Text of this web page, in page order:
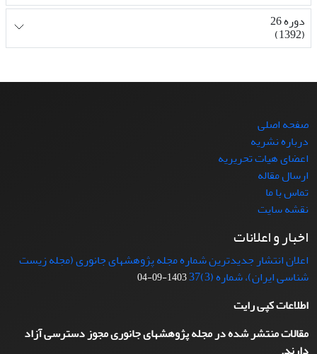
دوره 26
(1392)
صفحه اصلی
درباره نشریه
اعضای هیات تحریریه
ارسال مقاله
تماس با ما
نقشه سایت
اخبار و اعلانات
اعلان انتشار جدیدترین شماره مجله پژوهشهای جانوری (مجله زیست
شناسی ایران)، شماره (3)37
1403-09-04
اطلاعات کپی رایت
مقالات منتشر شده در مجله پژوهشهای جانوری مجوز دسترسی آزاد